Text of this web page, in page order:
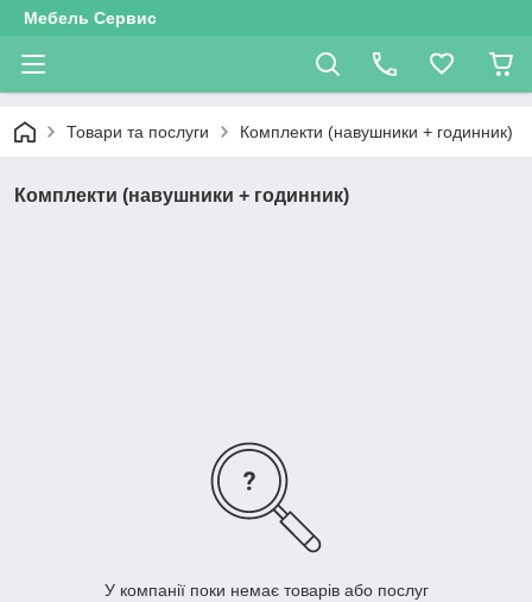
Мебель Сервис
Товари та послуги Комплекти (навушники + годинник)
Комплекти (навушники + годинник)
У компанії поки немає товарів або послуг